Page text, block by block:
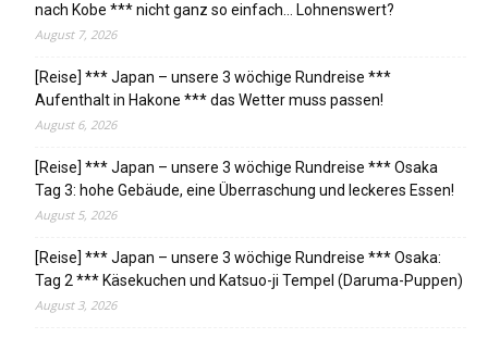
nach Kobe *** nicht ganz so einfach… Lohnenswert?
August 7, 2026
[Reise] *** Japan – unsere 3 wöchige Rundreise ***
Aufenthalt in Hakone *** das Wetter muss passen!
August 6, 2026
[Reise] *** Japan – unsere 3 wöchige Rundreise *** Osaka
Tag 3: hohe Gebäude, eine Überraschung und leckeres Essen!
August 5, 2026
[Reise] *** Japan – unsere 3 wöchige Rundreise *** Osaka:
Tag 2 *** Käsekuchen und Katsuo-ji Tempel (Daruma-Puppen)
August 3, 2026